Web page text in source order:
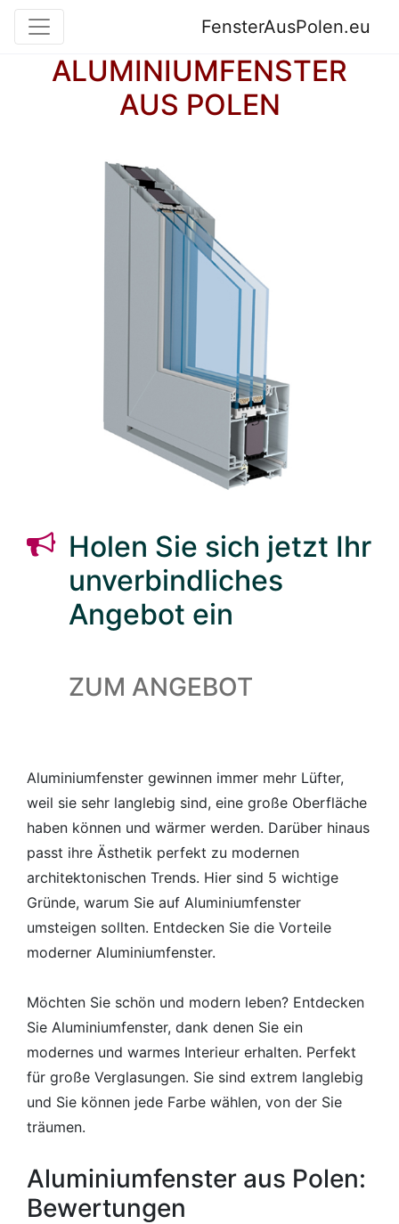
FensterAusPolen.eu
ALUMINIUMFENSTER
AUS POLEN
Holen Sie sich jetzt Ihr
unverbindliches
Angebot ein
ZUM ANGEBOT
Aluminiumfenster gewinnen immer mehr Lüfter,
weil sie sehr langlebig sind, eine große Oberfläche
haben können und wärmer werden. Darüber hinaus
passt ihre Ästhetik perfekt zu modernen
architektonischen Trends. Hier sind 5 wichtige
Gründe, warum Sie auf Aluminiumfenster
umsteigen sollten. Entdecken Sie die Vorteile
moderner Aluminiumfenster.
Möchten Sie schön und modern leben? Entdecken
Sie Aluminiumfenster, dank denen Sie ein
modernes und warmes Interieur erhalten. Perfekt
für große Verglasungen. Sie sind extrem langlebig
und Sie können jede Farbe wählen, von der Sie
träumen.
Aluminiumfenster aus Polen:
Bewertungen